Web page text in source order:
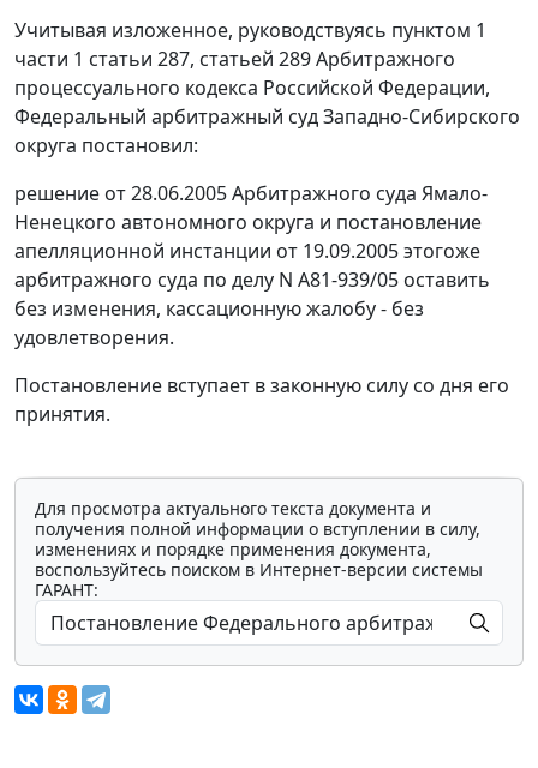
Учитывая изложенное, руководствуясь пунктом 1
части 1 статьи 287, статьей 289Арбитражного
процессуального кодекса Российской Федерации,
Федеральный арбитражный суд Западно-Сибирского
округа постановил:
решение от 28.06.2005 Арбитражного суда Ямало-
Ненецкого автономного округа и постановление
апелляционной инстанции от 19.09.2005 этогоже
арбитражного суда по делу N А81-939/05 оставить
без изменения, кассационную жалобу - без
удовлетворения.
Постановление вступает в законную силу со дня его
принятия.
Для просмотра актуального текста документа и
получения полной информации о вступлении в силу,
изменениях и порядке применения документа,
воспользуйтесь поиском в Интернет-версии системы
ГАРАНТ: